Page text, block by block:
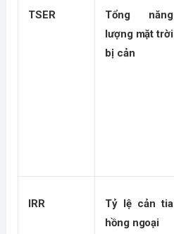
TSER
Tổng năng
lượng mặt trời
bị cản
IRR
Tỷ lệ cản tia
hồng ngoại